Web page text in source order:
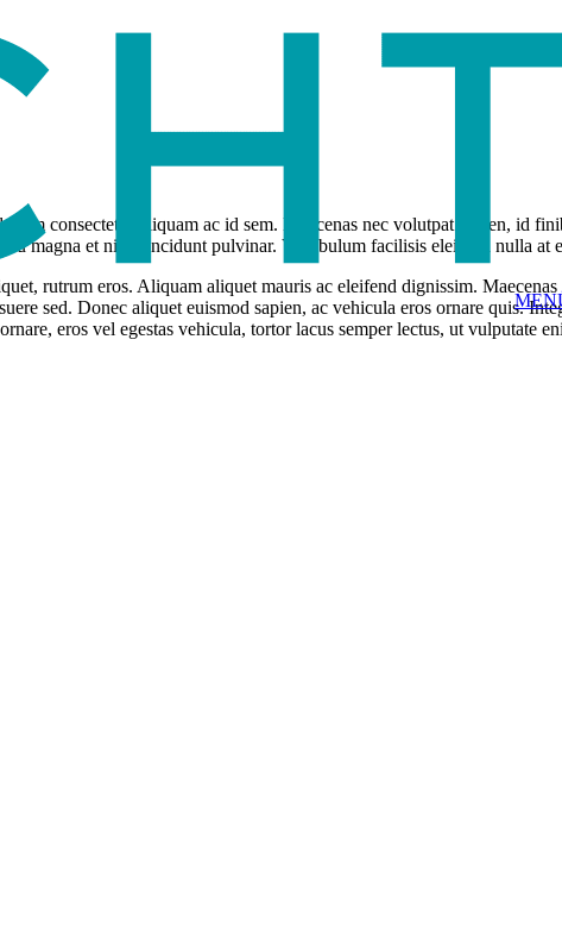
consectetur aliquam ac id sem. Maecenas nec volutpat sapien, id
magna et nibh tincidunt pulvinar. Vestibulum facilisis eleifend nulla at
rutrum eros. Aliquam aliquet mauris ac eleifend dignissim. Maecenas
sed. Donec aliquet euismod sapien, ac vehicula eros ornare quis.
eros vel egestas vehicula, tortor lacus semper lectus, ut vulputate